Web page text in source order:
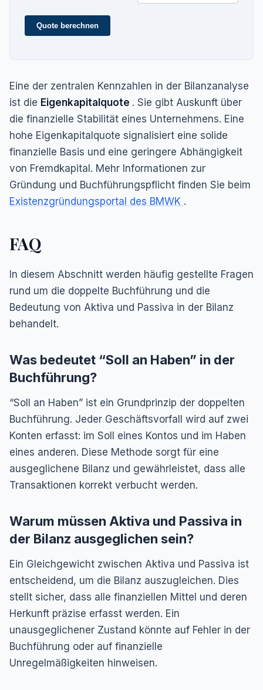
Quote berechnen
Eine der zentralen Kennzahlen in der Bilanzanalyse
ist die Eigenkapitalquote . Sie gibt Auskunft über
die finanzielle Stabilität eines Unternehmens. Eine
hohe Eigenkapitalquote signalisiert eine solide
finanzielle Basis und eine geringere Abhängigkeit
von Fremdkapital. Mehr Informationen zur
Gründung und Buchführungspflicht finden Sie beim
Existenzgründungsportal des BMWK .
FAQ
In diesem Abschnitt werden häufig gestellte Fragen
rund um die doppelte Buchführung und die
Bedeutung von Aktiva und Passiva in der Bilanz
behandelt.
Was bedeutet “Soll an Haben” in der
Buchführung?
“Soll an Haben” ist ein Grundprinzip der doppelten
Buchführung. Jeder Geschäftsvorfall wird auf zwei
Konten erfasst: im Soll eines Kontos und im Haben
eines anderen. Diese Methode sorgt für eine
ausgeglichene Bilanz und gewährleistet, dass alle
Transaktionen korrekt verbucht werden.
Warum müssen Aktiva und Passiva in
der Bilanz ausgeglichen sein?
Ein Gleichgewicht zwischen Aktiva und Passiva ist
entscheidend, um die Bilanz auszugleichen. Dies
stellt sicher, dass alle finanziellen Mittel und deren
Herkunft präzise erfasst werden. Ein
unausgeglichener Zustand könnte auf Fehler in der
Buchführung oder auf finanzielle
Unregelmäßigkeiten hinweisen.